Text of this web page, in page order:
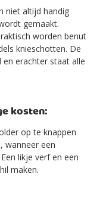
niet altijd handig
gemaakt.
worden benut
knieschotten. De
erachter staat alle
kosten:
op te knappen
wanneer een
likje verf en een
maken.